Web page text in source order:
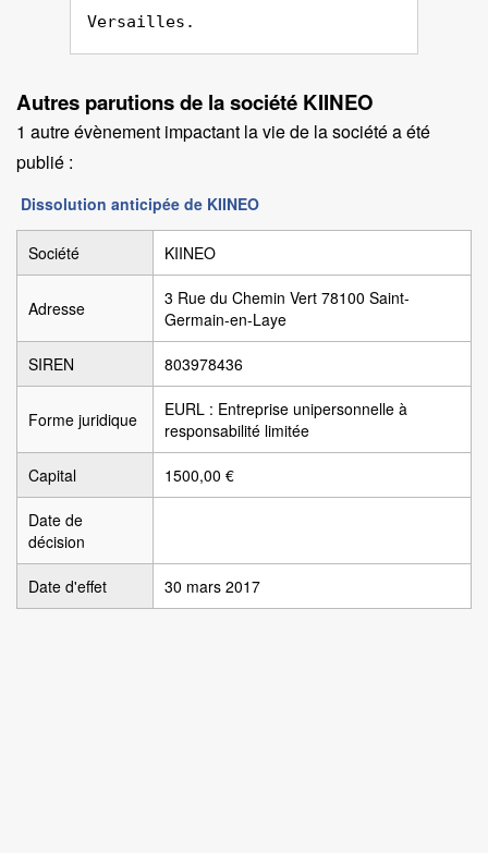
Versailles.
Autres parutions de la société KIINEO
1 autre évènement impactant la vie de la société a été
publié :
Dissolution anticipée de KIINEO
Société KIINEO
Adresse
3 Rue du Chemin Vert 78100 Saint-
Germain-en-Laye
SIREN 803978436
Forme juridique
EURL : Entreprise unipersonnelle à
responsabilité limitée
Capital 1500,00 €
Date de
décision
Date d'effet 30 mars 2017